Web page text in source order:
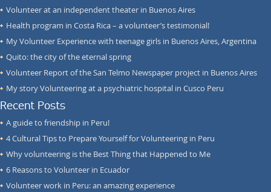
Volunteer at an independent theater in Buenos Aires
Health program in Costa Rica – a volunteer’s testimonial!
My Volunteer Experience with teenage girls in Buenos Aires, Argentina
Quito: the city of the eternal spring
Volunteer Report of the San Telmo Newspaper project in Buenos Aires
My story Volunteering at a psychiatric hospital in Cusco Peru
Recent Posts
A guide to friendship in Peru!
4 Cultural Tips to Prepare Yourself for Volunteering in Peru
Why volunteering is the Best Thing that Happened to Me
6 Reasons to Volunteer in Ecuador
Volunteer work in Peru: an amazing experience